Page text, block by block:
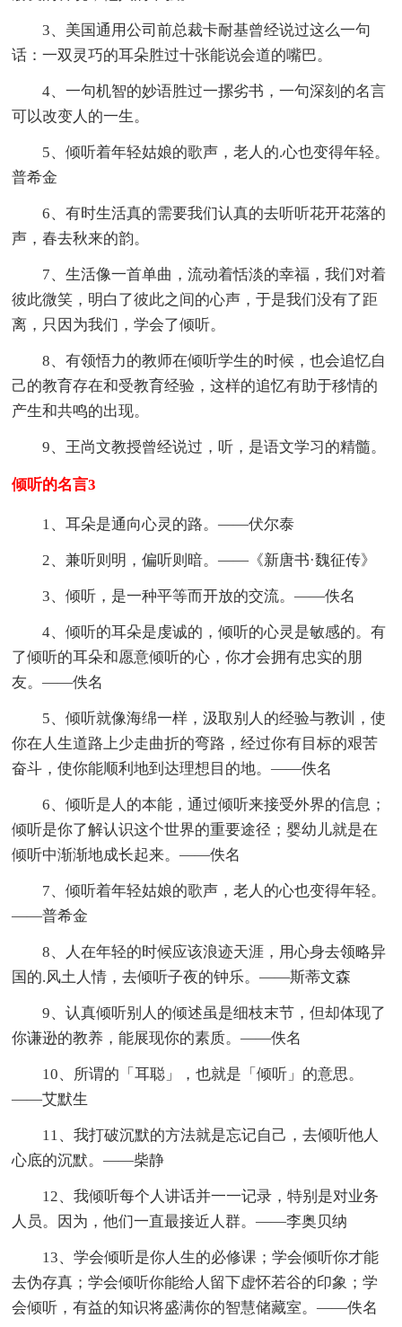
3、美国通用公司前总裁卡耐基曾经说过这么一句
话：一双灵巧的耳朵胜过十张能说会道的嘴巴。
4、一句机智的妙语胜过一摞劣书，一句深刻的名言
可以改变人的一生。
5、倾听着年轻姑娘的歌声，老人的.心也变得年轻。
普希金
6、有时生活真的需要我们认真的去听听花开花落的
声，春去秋来的韵。
7、生活像一首单曲，流动着恬淡的幸福，我们对着
彼此微笑，明白了彼此之间的心声，于是我们没有了距
离，只因为我们，学会了倾听。
8、有领悟力的教师在倾听学生的时候，也会追忆自
己的教育存在和受教育经验，这样的追忆有助于移情的
产生和共鸣的出现。
9、王尚文教授曾经说过，听，是语文学习的精髓。
倾听的名言3
1、耳朵是通向心灵的路。——伏尔泰
2、兼听则明，偏听则暗。——《新唐书·魏征传》
3、倾听，是一种平等而开放的交流。——佚名
4、倾听的耳朵是虔诚的，倾听的心灵是敏感的。有
了倾听的耳朵和愿意倾听的心，你才会拥有忠实的朋
友。——佚名
5、倾听就像海绵一样，汲取别人的经验与教训，使
你在人生道路上少走曲折的弯路，经过你有目标的艰苦
奋斗，使你能顺利地到达理想目的地。——佚名
6、倾听是人的本能，通过倾听来接受外界的信息；
倾听是你了解认识这个世界的重要途径；婴幼儿就是在
倾听中渐渐地成长起来。——佚名
7、倾听着年轻姑娘的歌声，老人的心也变得年轻。
——普希金
8、人在年轻的时候应该浪迹天涯，用心身去领略异
国的.风土人情，去倾听子夜的钟乐。——斯蒂文森
9、认真倾听别人的倾述虽是细枝末节，但却体现了
你谦逊的教养，能展现你的素质。——佚名
10、所谓的「耳聪」，也就是「倾听」的意思。
——艾默生
11、我打破沉默的方法就是忘记自己，去倾听他人
心底的沉默。——柴静
12、我倾听每个人讲话并一一记录，特别是对业务
人员。因为，他们一直最接近人群。——李奥贝纳
13、学会倾听是你人生的必修课；学会倾听你才能
去伪存真；学会倾听你能给人留下虚怀若谷的印象；学
会倾听，有益的知识将盛满你的智慧储藏室。——佚名